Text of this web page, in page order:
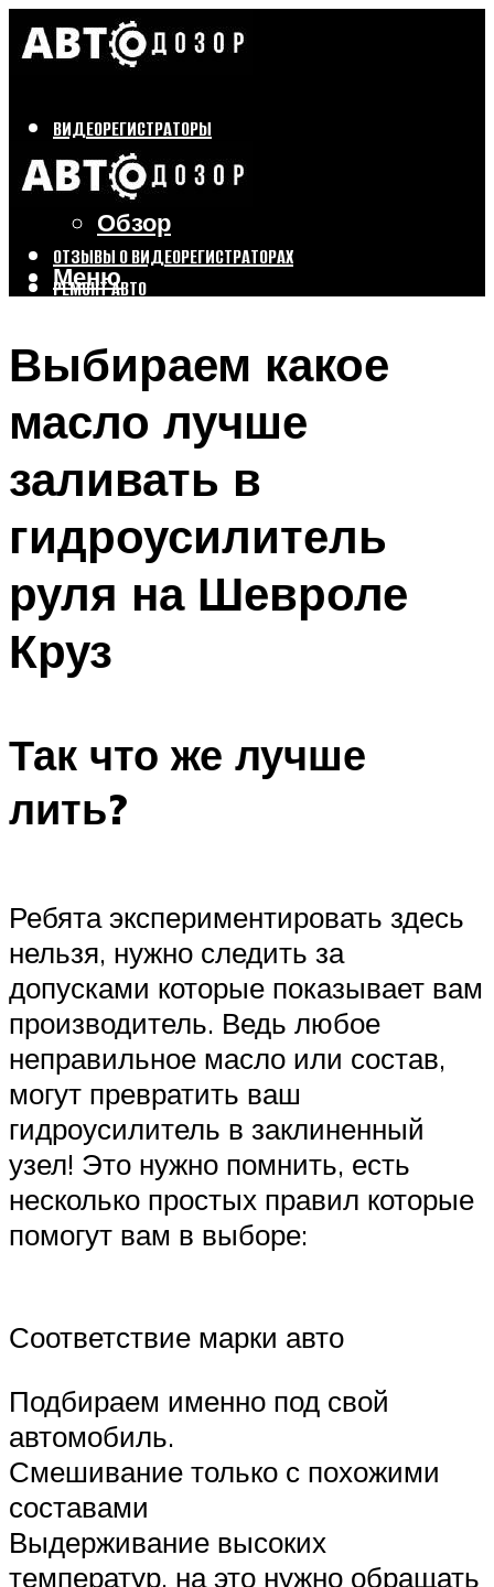
ВИДЕОРЕГИСТРАТОРЫ
Бренды
Выбор
Обзор
ОТЗЫВЫ О ВИДЕОРЕГИСТРАТОРАХ
РЕМОНТ АВТО
Меню
Выбираем какое
масло лучше
заливать в
гидроусилитель
руля на Шевроле
Круз
Так что же лучше
лить?
Ребята экспериментировать здесь
нельзя, нужно следить за
допусками которые показывает вам
производитель. Ведь любое
неправильное масло или состав,
могут превратить ваш
гидроусилитель в заклиненный
узел! Это нужно помнить, есть
несколько простых правил которые
помогут вам в выборе:
Соответствие марки авто
Подбираем именно под свой
автомобиль.
Смешивание только с похожими
составами
Выдерживание высоких
температур, на это нужно обращать